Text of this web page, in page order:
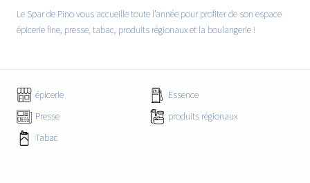
Le Spar de Pino vous accueille toute l’année pour profiter de son espace
épicerie fine, presse, tabac, produits régionaux et la boulangerie !
épicerie
Essence
Presse
produits régionaux
Tabac